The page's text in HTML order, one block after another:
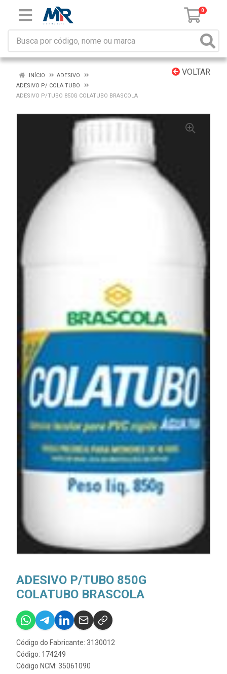
0
VOLTAR
INÍCIO
ADESIVO
ADESIVO P/ COLA TUBO
ADESIVO P/TUBO 850G COLATUBO BRASCOLA
ADESIVO P/TUBO 850G
COLATUBO BRASCOLA
Código do Fabricante: 3130012
Código: 174249
Código NCM: 35061090